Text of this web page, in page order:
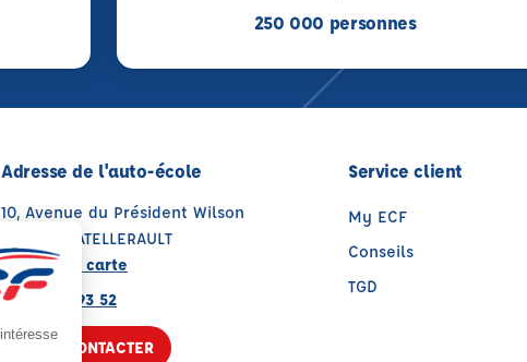
250 000 personnes
Adresse de l'auto-école
10, Avenue du Président Wilson
86100 CHATELLERAULT
Voir sur la carte
05 49 08 93 52
NOUS CONTACTER
Service client
My ECF
Conseils
TGD